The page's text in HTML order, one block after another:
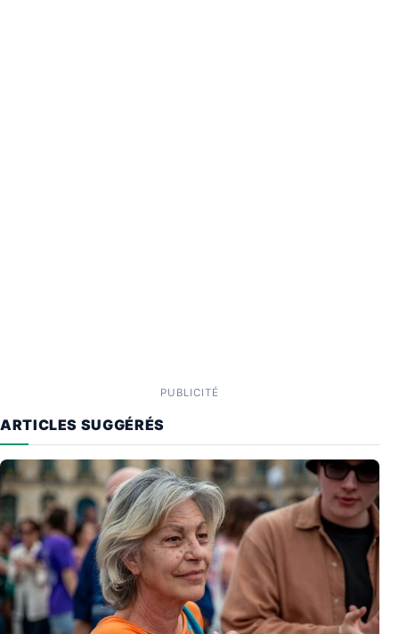
PUBLICITÉ
ARTICLES SUGGÉRÉS